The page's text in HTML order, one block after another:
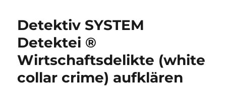
Detektiv SYSTEM
Detektei ®
Wirtschaftsdelikte (white
collar crime) aufklären